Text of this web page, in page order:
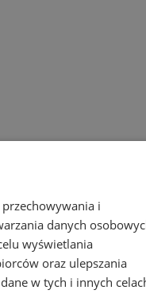
i
danych
wyświetlania
oraz ulepszania
w tych i innych